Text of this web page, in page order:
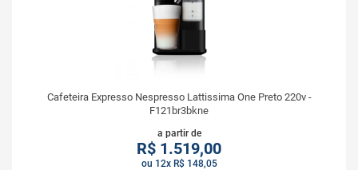
Cafeteira Expresso Nespresso Lattissima One Preto 220v -
F121br3bkne
a partir de
R$ 1.519,00
ou 12x R$ 148,05